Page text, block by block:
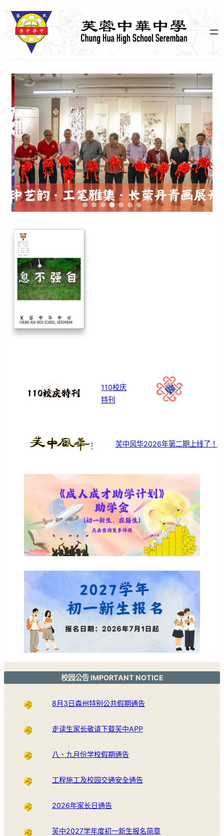
110校庆
特刊
芙中风华2026年第二期上线了！
校园公告 IMPORTANT NOTICE
8月3日森州特别公共假期通告
走读生家长敬请下载芙中APP
八、九月份学校假期通告
工程施工及校园交通安全通告
2026年家长日通告
芙中2027学年度初一新生报名简章